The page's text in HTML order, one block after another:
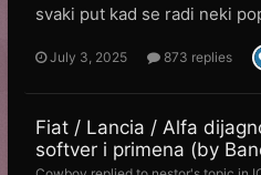
svaki put kad se radi neki
July 3, 2025 873 replies
Fiat / Lancia / Alfa
softver i primena (by